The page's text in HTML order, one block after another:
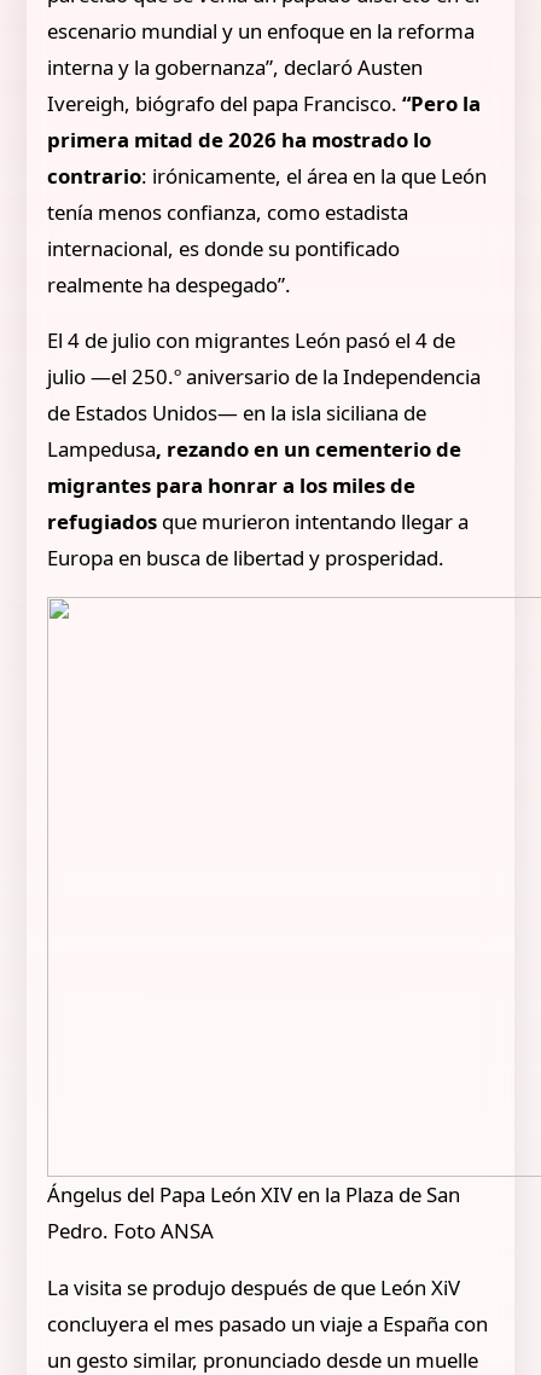
escenario mundial y un enfoque en la reforma
interna y la gobernanza”, declaró Austen
Ivereigh, biógrafo del papa Francisco. “Pero la
primera mitad de 2026 ha mostrado lo
contrario: irónicamente, el área en la que León
tenía menos confianza, como estadista
internacional, es donde su pontificado
realmente ha despegado”.
El 4 de julio con migrantes León pasó el 4 de
julio —el 250.º aniversario de la Independencia
de Estados Unidos— en la isla siciliana de
Lampedusa, rezando en un cementerio de
migrantes para honrar a los miles de
refugiados que murieron intentando llegar a
Europa en busca de libertad y prosperidad.
Ángelus del Papa León XIV en la Plaza de San
Pedro. Foto ANSA
La visita se produjo después de que León XiV
concluyera el mes pasado un viaje a España con
un gesto similar, pronunciado desde un muelle